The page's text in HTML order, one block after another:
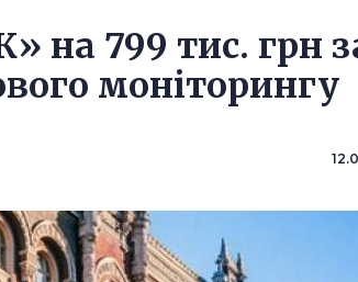
799 тис. грн
моніторингу